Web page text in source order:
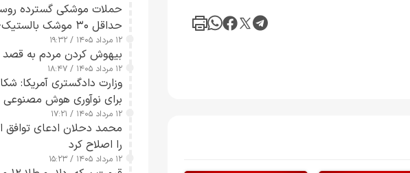
حملات موشکی گسترده
حداقل ۳۰ موشک بالستیک+ ویدیو
۱۲ مرداد ۱۴۰۵ / ۱۹:۳۲
بیهوش کردن مردم به قصد
۱۲ مرداد ۱۴۰۵ / ۱۸:۴۷
برای نوآوری هوش
۱۲ مرداد ۱۴۰۵ / ۱۷:۲۱
محمد دحلان ادعای توافق
را اصلاح کرد
۱۲ مرداد ۱۴۰۵ / ۱۵:۲۳